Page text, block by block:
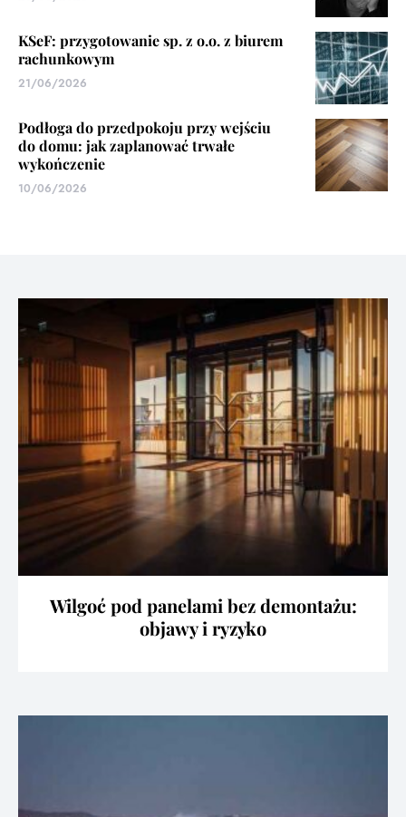
KSeF: przygotowanie sp. z o.o. z biurem
rachunkowym
21/06/2026
Podłoga do przedpokoju przy wejściu
do domu: jak zaplanować trwałe
wykończenie
10/06/2026
Wilgoć pod panelami bez demontażu:
objawy i ryzyko